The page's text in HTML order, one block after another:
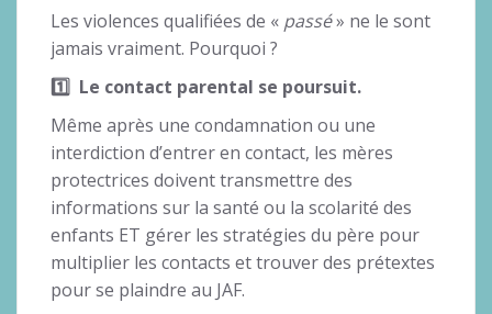
Les violences qualifiées de « passé» ne le sont
jamais vraiment. Pourquoi ?
1️ ⃣ Le contact parental se poursuit.
Même après une condamnation ou une
interdiction d’entrer en contact, les mères
protectrices doivent transmettre des
informations sur la santé ou la scolarité des
enfants ET gérer les stratégies du père pour
multiplier les contacts et trouver des prétextes
pour se plaindre au JAF.